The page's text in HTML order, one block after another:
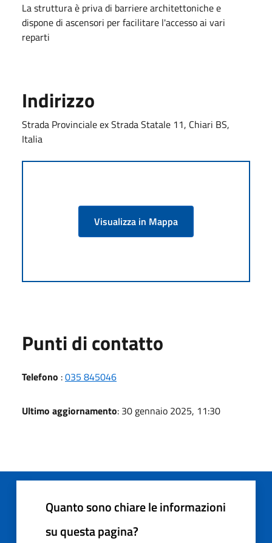
La struttura è priva di barriere architettoniche e
dispone di ascensori per facilitare l'accesso ai vari
reparti
Indirizzo
Strada Provinciale ex Strada Statale 11, Chiari BS,
Italia
Visualizza in Mappa
Punti di contatto
Telefono :035 845046
Ultimo aggiornamento: 30 gennaio 2025, 11:30
Quanto sono chiare le informazioni
su questa pagina?